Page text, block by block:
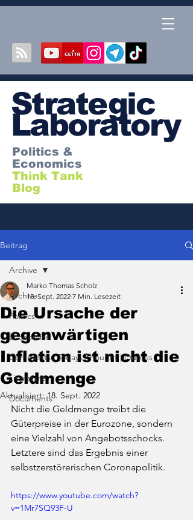
Strategic
Laboratory
Politics &
Economics
Think Tank
Blog
Beitrag
Archive
Politics
Economics
Comments | Todays Thought | Quotes
Literature
Documents
Archive
Die Ursache der
gegenwärtigen
Inflation ist nicht die
Geldmenge
Marko Thomas Scholz
15. Sept. 2022 7 Min. Lesezeit
Aktualisiert:18. Sept. 2022
Nicht die Geldmenge treibt die
Güterpreise in der Eurozone, sondern
eine Vielzahl von Angebotsschocks.
Letztere sind das Ergebnis einer
selbstzerstörerischen Coronapolitik.
https://www.youtube.com/watch?
v=1Mr7SQ93F-U